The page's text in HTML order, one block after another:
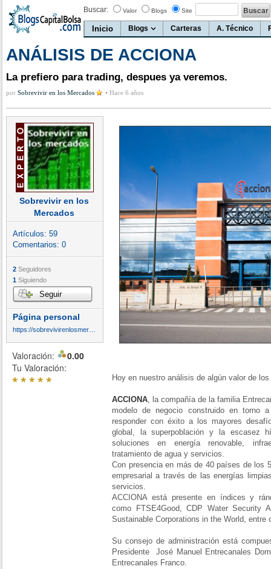
Buscar: Valor Blogs Site
Inicio Blogs Carteras A. Técnico
ANÁLISIS DE ACCIONA
La prefiero para trading, despues ya veremos.
por Sobrevivir en los Mercados • Hace 6 años
Sobrevivir en los
Mercados
Artículos: 59
Comentarios: 0
2 Seguidores
1 Siguiendo
Seguir
Página personal
Valoración:
0.00
Tu Valoración:
***** Hoy en nuestro análisis de algún valor de
ACCIONA , la compañía de la familia
modelo de negocio construido en torno
responder con éxito a los mayores
global, la superpoblación y la escasez
soluciones en energía renovable,
tratamiento de agua y servicios.
Con presencia en más de 40 países de los
empresarial a través de las energías
servicios.
ACCIONA está presente en índices y
como FTSE4Good, CDP Water Security
Sustainable Corporations in the World, entre
Su consejo de administración está
Presidente José Manuel Entrecanales
Entrecanales Franco.